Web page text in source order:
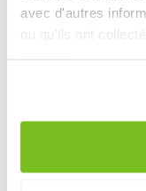
avec d'autres
ou qu'ils ont